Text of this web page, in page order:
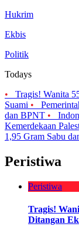
Hukrim
Ekbis
Politik
Todays
•
Tragis! Wanita
Suami •
dan BPNT •
Kemerdekaan
1,95 Gram Sabu
Peristiwa
Peristiwa
Tragis!
Ditangan